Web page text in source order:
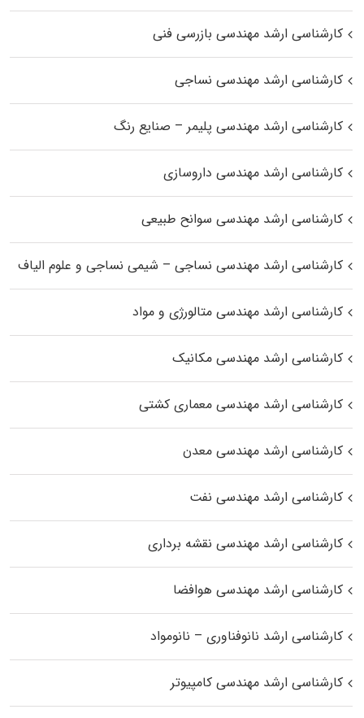
کارشناسی ارشد مهندسی بازرسی فنی
کارشناسی ارشد مهندسی نساجی
کارشناسی ارشد مهندسی پلیمر – صنایع رنگ
کارشناسی ارشد مهندسی داروسازی
کارشناسی ارشد مهندسی سوانح طبیعی
کارشناسی ارشد مهندسی نساجی – شیمی نساجی و علوم الیاف
کارشناسی ارشد مهندسی متالورژی و مواد
کارشناسی ارشد مهندسی مکانیک
کارشناسی ارشد مهندسی معماری کشتی
کارشناسی ارشد مهندسی معدن
کارشناسی ارشد مهندسی نفت
کارشناسی ارشد مهندسی نقشه برداری
کارشناسی ارشد مهندسی هوافضا
کارشناسی ارشد نانوفناوری – نانومواد
کارشناسی ارشد مهندسی کامپیوتر